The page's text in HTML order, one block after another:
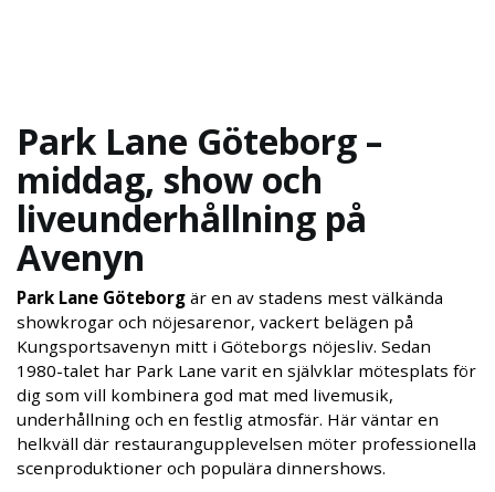
Park Lane Göteborg –
middag, show och
liveunderhållning på
Avenyn
Park Lane Göteborg är en av stadens mest välkända
showkrogar och nöjesarenor, vackert belägen på
Kungsportsavenyn mitt i Göteborgs nöjesliv. Sedan
1980-talet har Park Lane varit en självklar mötesplats för
dig som vill kombinera god mat med livemusik,
underhållning och en festlig atmosfär. Här väntar en
helkväll där restaurangupplevelsen möter professionella
scenproduktioner och populära dinnershows.